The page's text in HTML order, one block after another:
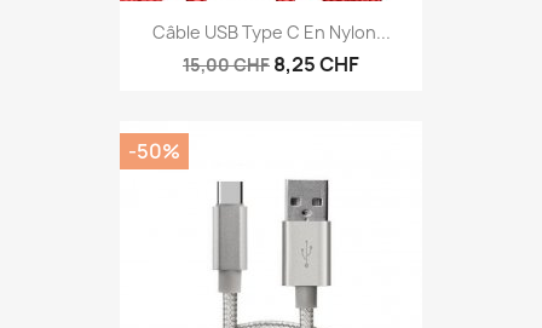
Câble USB Type C En Nylon...
15,00 CHF 8,25 CHF
-50%